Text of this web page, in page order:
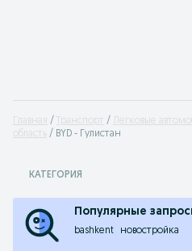
Главная Транспорт Легковые
область
BYD - Гулистан
КАТЕГОРИЯ
Популярные
bashkent новостройка